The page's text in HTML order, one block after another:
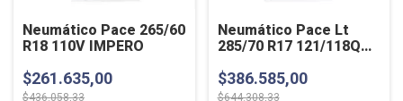
Neumático Pace 265/60
R18 110V IMPERO
$261.635,00
$436.058,33
Neumático Pace Lt
285/70 R17 121/118Q
$386.585,00
$644.308,33